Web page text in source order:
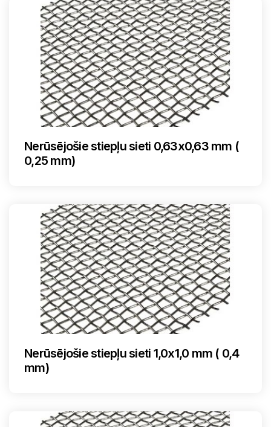
Nerūsējošie stiepļu sieti 0,63x0,63 mm (
0,25 mm)
Nerūsējošie stiepļu sieti 1,0x1,0 mm ( 0,4
mm)